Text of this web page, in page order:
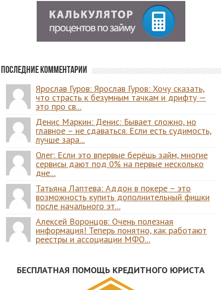
Последние комментарии
Ярослав Гуров: Ярослав Гуров: Хочу сказать,
что страсть к безумным тачкам и дрифту —
это про св...
Денис Маркин: Денис: Бывает сложно, но
главное – не сдаваться. Если есть судимость,
лучше зара...
Олег: Если это впервые берёшь займ, многие
сервисы дают под 0% на первые несколько
дне...
Татьяна Лаптева: Аддон в покере – это
возможность купить дополнительный фишки
после начального эт...
Алексей Воронцов: Очень полезная
информация! Теперь понятно, как работают
реестры и ассоциации МФО...
БЕСПЛАТНАЯ ПОМОЩЬ КРЕДИТНОГО ЮРИСТА